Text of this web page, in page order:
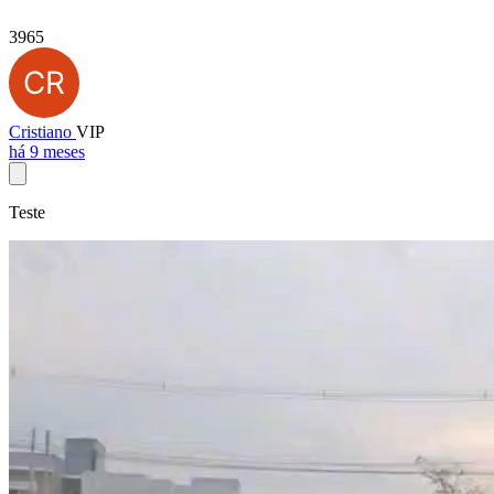
3965
Cristiano VIP
há 9 meses
Teste